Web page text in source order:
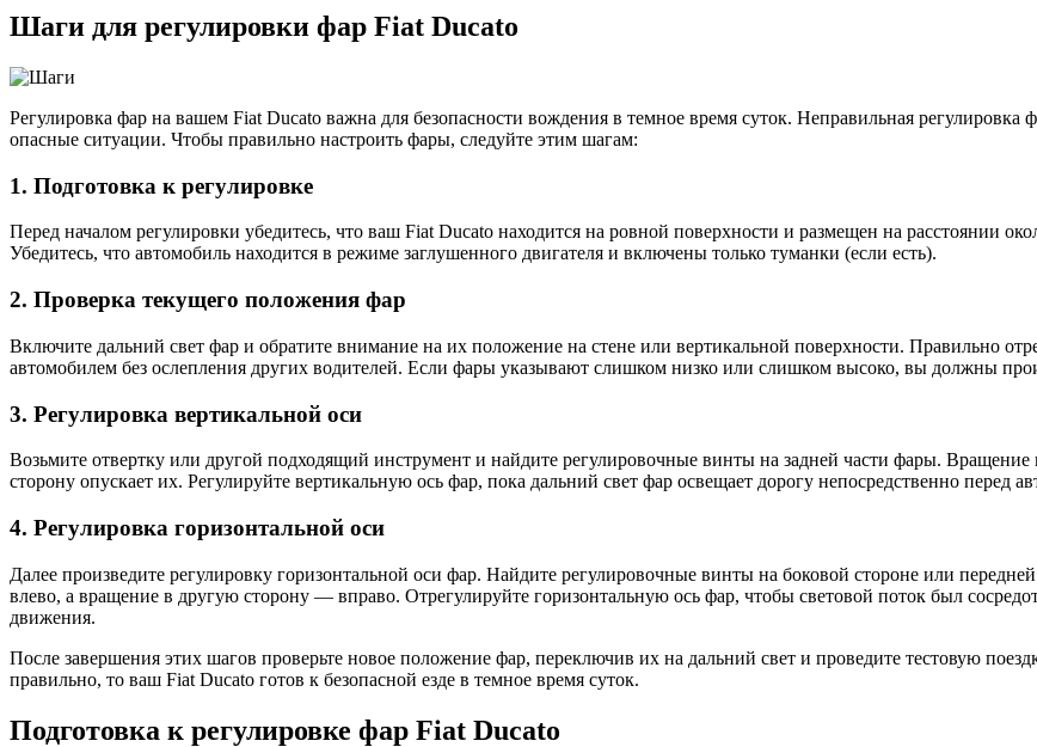
Шаги для регулировки фар Fiat Ducato
Регулировка фар на вашем Fiat Ducato важна для безопасности вождения в темное время суток. Неправильная регулировка
опасные ситуации. Чтобы правильно настроить фары, следуйте этим шагам:
1. Подготовка к регулировке
Перед началом регулировки убедитесь, что ваш Fiat Ducato находится на ровной поверхности и размещен на расстоянии
Убедитесь, что автомобиль находится в режиме заглушенного двигателя и включены только туманки (если есть).
2. Проверка текущего положения фар
Включите дальний свет фар и обратите внимание на их положение на стене или вертикальной поверхности. Правильно
автомобилем без ослепления других водителей. Если фары указывают слишком низко или слишком высоко, вы должны
3. Регулировка вертикальной оси
Возьмите отвертку или другой подходящий инструмент и найдите регулировочные винты на задней части фары.
сторону опускает их. Регулируйте вертикальную ось фар, пока дальний свет фар освещает дорогу непосредственно перед
4. Регулировка горизонтальной оси
Далее произведите регулировку горизонтальной оси фар. Найдите регулировочные винты на боковой стороне или
влево, а вращение в другую сторону — вправо. Отрегулируйте горизонтальную ось фар, чтобы световой поток был
движения.
После завершения этих шагов проверьте новое положение фар, переключив их на дальний свет и проведите тестовую
правильно, то ваш Fiat Ducato готов к безопасной езде в темное время суток.
Подготовка к регулировке фар Fiat Ducato